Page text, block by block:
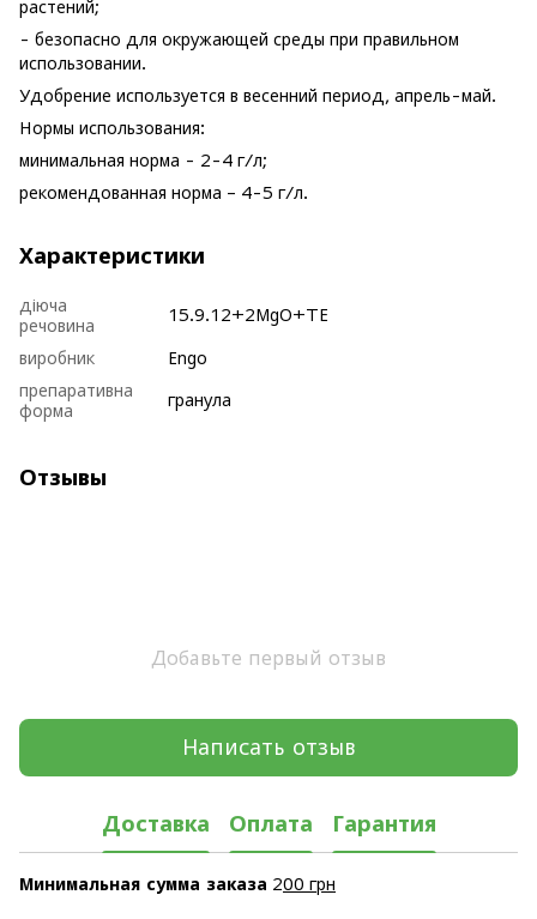
растений;
- безопасно для окружающей среды при правильном
использовании.
Удобрение используется в весенний период, апрель-май.
Нормы использования:
минимальная норма - 2-4 г/л;
рекомендованная норма – 4-5 г/л.
Характеристики
діюча
речовина
15.9.12+2MgO+TE
виробник
Engo
препаративна
форма
гранула
Отзывы
Добавьте первый отзыв
Написать отзыв
Доставка Оплата Гарантия
Минимальная сумма заказа 200 грн